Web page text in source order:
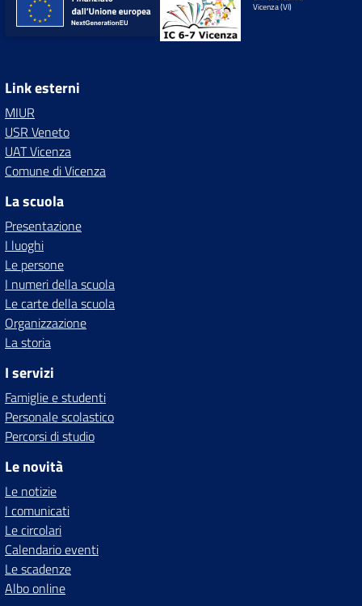
Vicenza (VI)
Link esterni
MIUR
USR Veneto
UAT Vicenza
Comune di Vicenza
La scuola
Presentazione
I luoghi
Le persone
I numeri della scuola
Le carte della scuola
Organizzazione
La storia
I servizi
Famiglie e studenti
Personale scolastico
Percorsi di studio
Le novità
Le notizie
I comunicati
Le circolari
Calendario eventi
Le scadenze
Albo online